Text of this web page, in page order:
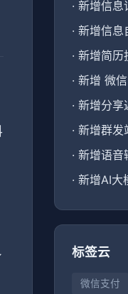
· 新增信息
· 新增信息
· 新增简历
· 新增 微
· 新增分享
· 新增群发
· 新增语音
· 新增AI大
标签云
微信支付